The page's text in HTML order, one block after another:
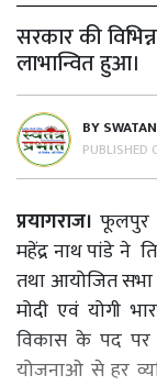
सरकार की
लाभान्वित हुआ।
BY
PUBLISHED
प्रयागराज।फूलपुर
महेंद्र नाथ पांडे ने
तथा आयोजित सभा
मोदी एवं योगी
विकास के पद पर
योजनाओ से हर